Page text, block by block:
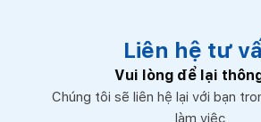
Liên hệ tư
Vui lòng để lại
Chúng tôi sẽ liên hệ lại với bạn
làm việc